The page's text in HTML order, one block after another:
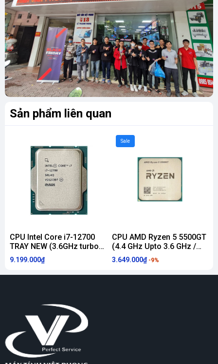
Sản phẩm liên quan
CPU Intel Core i7-12700
TRAY NEW (3.6GHz turbo
Up to 4.9GHz, 12 Nhân 20
Luồng, 25MB Cache, 65W)
- Socket Intel LGA 1700)
9.199.000₫
Sale
CPU AMD Ryzen 5 5500GT
(4.4 GHz Upto 3.6 GHz /
19MB / 6 Cores, 12
Threads / 65W / Socket
AM4) [ TRAY CHÍNH HÃNG
3.649.000₫ -9%